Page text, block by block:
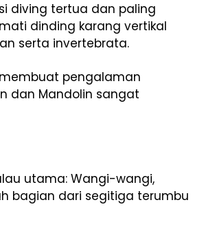
diving tertua dan paling
dinding karang vertikal
serta invertebrata.
pengalaman
dan Mandolin sangat
utama: Wangi-wangi,
bagian dari segitiga terumbu